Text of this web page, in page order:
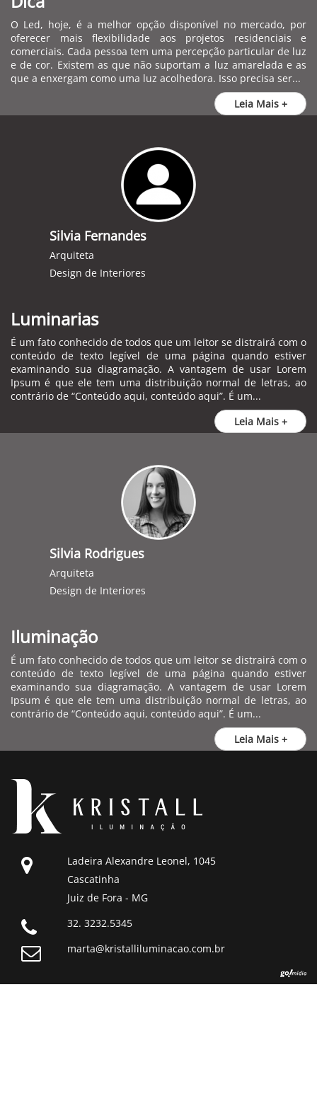
O Led, hoje, é a melhor opção disponível no mercado, por
oferecer mais flexibilidade aos projetos residenciais e
comerciais. Cada pessoa tem uma percepção particular de luz
e de cor. Existem as que não suportam a luz amarelada e as
que a enxergam como uma luz acolhedora. Isso precisa ser...
Leia Mais +
Silvia Fernandes
Arquiteta
Design de Interiores
Luminarias
É um fato conhecido de todos que um leitor se distrairá com o
conteúdo de texto legível de uma página quando estiver
examinando sua diagramação. A vantagem de usar Lorem
Ipsum é que ele tem uma distribuição normal de letras, ao
contrário de “Conteúdo aqui, conteúdo aqui”. É um...
Leia Mais +
Silvia Rodrigues
Arquiteta
Design de Interiores
Iluminação
É um fato conhecido de todos que um leitor se distrairá com o
conteúdo de texto legível de uma página quando estiver
examinando sua diagramação. A vantagem de usar Lorem
Ipsum é que ele tem uma distribuição normal de letras, ao
contrário de “Conteúdo aqui, conteúdo aqui”. É um...
Leia Mais +
Ladeira Alexandre Leonel, 1045
Cascatinha
Juiz de Fora - MG
32. 3232.5345
marta@kristalliluminacao.com.br